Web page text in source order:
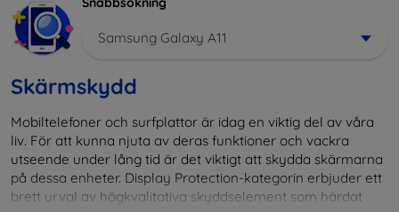
Samsung Galaxy A11
Skärmskydd
Mobiltelefoner och surfplattor är idag en viktig del av våra
liv. För att kunna njuta av deras funktioner och vackra
utseende under lång tid är det viktigt att skydda skärmarna
på dessa enheter. Display Protection-kategorin erbjuder ett
brett urval av högkvalitativa skyddselement som härdat